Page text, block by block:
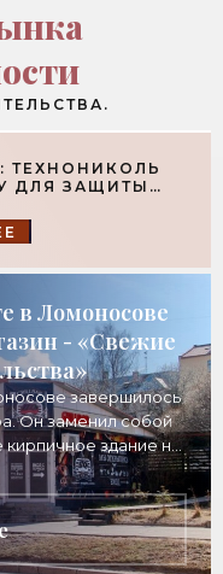
ТЕХНОНИКОЛЬ
ДЛЯ ЗАЩИТЫ
в Ломоносове
- «Свежие
завершилось
Он заменил собой
здание на
было построено